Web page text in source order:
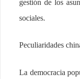
gestión de los
sociales.
Peculiaridades
La democracia